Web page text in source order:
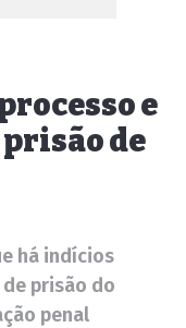
e
de
há indícios
prisão do
penal